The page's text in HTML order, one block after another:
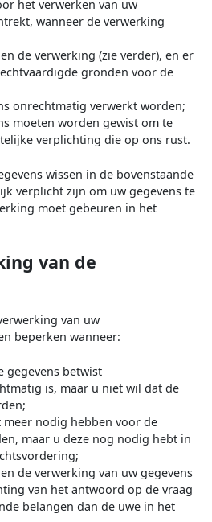
het verwerken van uw
wanneer de verwerking
de verwerking (zie verder), en er
gronden voor de
onrechtmatig verwerkt worden;
moeten worden gewist om te
verplichting die op ons rust.
wissen in de bovenstaande
verplicht zijn om uw gegevens te
moet gebeuren in het
van de
van uw
beperken wanneer:
gegevens betwist
is, maar u niet wil dat de
nodig hebben voor de
maar u deze nog nodig hebt in
de verwerking van uw gegevens
van het antwoord op de vraag
belangen dan de uwe in het